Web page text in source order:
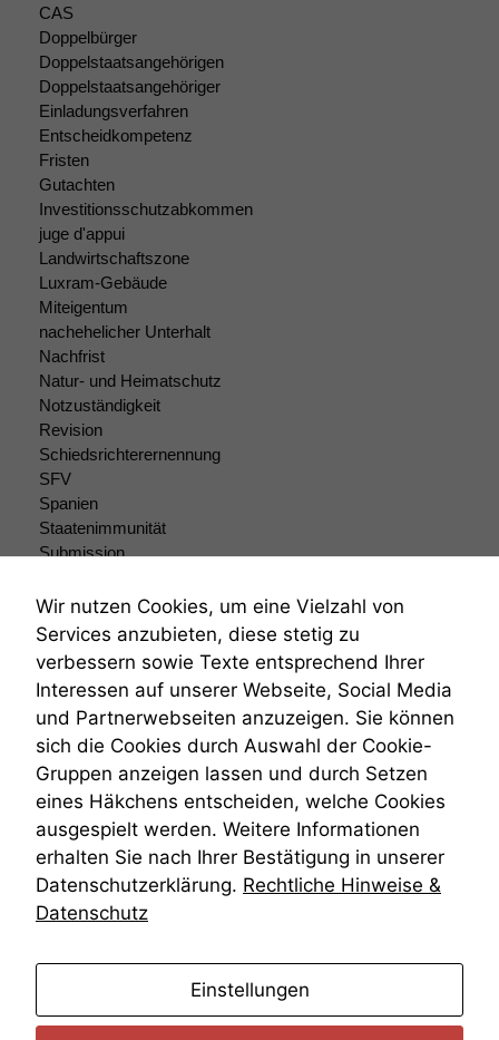
CAS
Doppelbürger
Doppelstaatsangehörigen
Doppelstaatsangehöriger
Einladungsverfahren
Entscheidkompetenz
Fristen
Gutachten
Investitionsschutzabkommen
juge d'appui
Landwirtschaftszone
Luxram-Gebäude
Miteigentum
nachehelicher Unterhalt
Nachfrist
Natur- und Heimatschutz
Notzuständigkeit
Revision
Schiedsrichterernennung
SFV
Spanien
Staatenimmunität
Submission
Teilungsklage
Venezuela
VRK
Wiederherstellungsanordnung
Zivilprozessordnung
ZPO
Zustellfiktion
Zuständigkeit
Öffentliches Personalrecht
Öffentlichkeitsprinzip
Wir nutzen Cookies, um eine Vielzahl von
Services anzubieten, diese stetig zu
verbessern sowie Texte entsprechend Ihrer
Interessen auf unserer Webseite, Social Media
und Partnerwebseiten anzuzeigen. Sie können
sich die Cookies durch Auswahl der Cookie-
Gruppen anzeigen lassen und durch Setzen
eines Häkchens entscheiden, welche Cookies
ausgespielt werden. Weitere Informationen
erhalten Sie nach Ihrer Bestätigung in unserer
Datenschutzerklärung. Rechtliche Hinweise &
Datenschutz
Einstellungen
anonyme
Daten auf.
Funktionalität
Einige
Funktionen auf
dieser Website
sind optional.
Wenn Sie
diese Option
deaktivieren,
kann die
Website nicht
zu 100%
Marketing
Wir speichern